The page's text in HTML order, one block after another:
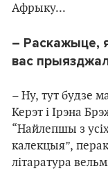
Афрыку...
– Раскажыце,
вас
– Ну, тут будзе
Керэт і Ірэна
“Найлепшы з
калекцыя”,
літаратура